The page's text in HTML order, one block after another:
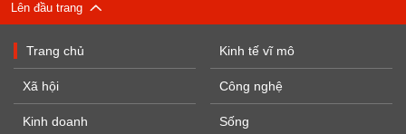
Lên đầu trang
Trang chủ
Xã hội
Kinh doanh
Kinh tế vĩ mô
Công nghệ
Sống